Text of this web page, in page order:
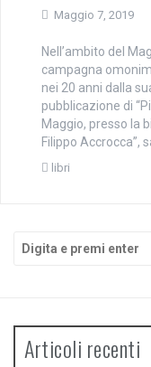
Maggio 7, 2019
Nell’ambito del
campagna
nei 20 anni dalla
pubblicazione di
Maggio, presso la
Filippo Accrocca”,
libri
Articoli recenti